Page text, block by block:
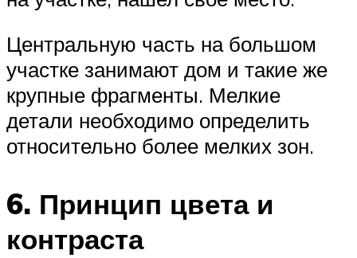
Центральную часть на большом
участке занимают дом и такие же
крупные фрагменты. Мелкие
детали необходимо определить
относительно более мелких зон.
6. Принцип цвета и
контраста